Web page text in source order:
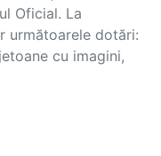
Oficial. La
următoarele dotări:
cu imagini,